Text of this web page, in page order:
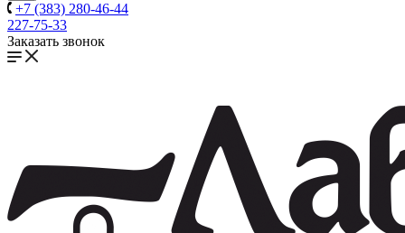
+7 (383) 280-46-44
227-75-33
Заказать звонок